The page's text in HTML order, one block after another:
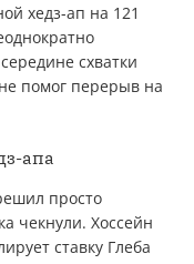
хедз-ап на 121
схватки
помог перерыв на
апа
просто
чекнули. Хоссейн
ставку Глеба